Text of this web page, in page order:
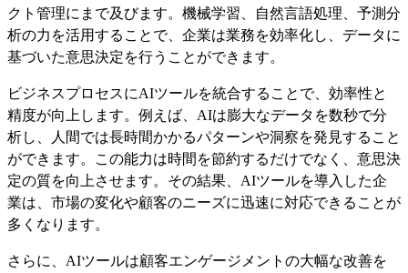
クト管理にまで及びます。機械学習、自然言語処理、予測分
析の力を活用することで、企業は業務を効率化し、データに
基づいた意思決定を行うことができます。
ビジネスプロセスにAIツールを統合することで、効率性と
精度が向上します。例えば、AIは膨大なデータを数秒で分
析し、人間では長時間かかるパターンや洞察を発見すること
ができます。この能力は時間を節約するだけでなく、意思決
定の質を向上させます。その結果、AIツールを導入した企
業は、市場の変化や顧客のニーズに迅速に対応できることが
多くなります。
さらに、AIツールは顧客エンゲージメントの大幅な改善を